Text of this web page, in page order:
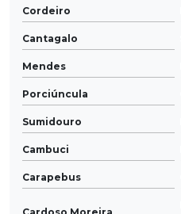
Cordeiro
Cantagalo
Mendes
Porciúncula
Sumidouro
Cambuci
Carapebus